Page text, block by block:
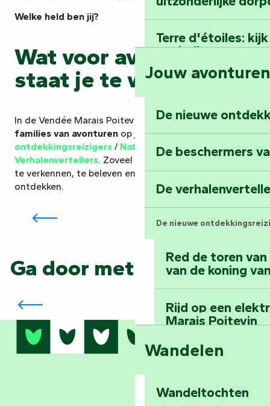
Terre d'étoiles:
oneindige
Jouw avonturen
De nieuwe
De beschermers
De
De nieuwe
Red de toren
van de koning
Rijd op een
Marais Poitevin
Bedwing de
Wandelen
Wandeltochten
Welke held ben jij?
Wat voor avontuur
staat je te wachten?
In de Vendée Marais Poitevin wachtendrie grote
families van avonturen op je:Nieuwe
ontdekkingsreizigers / Natuurbeschermers /
Verhalenvertellers. Zoveel manieren om het gebied
te verkennen, te beleven en zijn rijkdommen te
ontdekken.
De verhalenvertellers
Voor liefhebbers van oude stenen, legendes en
verhalen uit het verleden. Karaktervolle dorpen,
abdijen en historische steden openen hun deuren
voor je.
Ga door met verkennen...
De bestemming waar jij de held bent